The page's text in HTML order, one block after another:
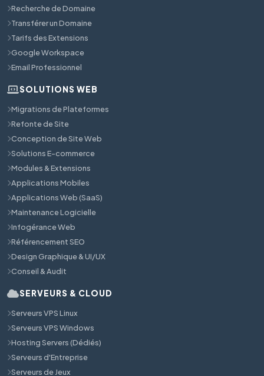
Recherche de Domaine
Transférer un Domaine
Tarifs des Extensions
Google Workspace
Email Professionnel
SOLUTIONS WEB
Migrations de Plateformes
Refonte de Site
Conception de Site Web
Solutions E-commerce
Modules & Extensions
Applications Mobiles
Applications Web (SaaS)
Maintenance Logicielle
Infogérance Web
Référencement SEO
Design Graphique & UI/UX
Conseil & Audit
SERVEURS & CLOUD
Serveurs VPS Linux
Serveurs VPS Windows
Hosting Servers (Dédiés)
Serveurs d'Entreprise
Serveurs de Jeux